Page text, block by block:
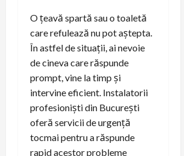
O țeavă spartă sau o toaletă
care refulează nu pot aștepta.
În astfel de situații, ai nevoie
de cineva care răspunde
prompt, vine la timp și
intervine eficient. Instalatorii
profesioniști din București
oferă servicii de urgență
tocmai pentru a răspunde
rapid acestor probleme